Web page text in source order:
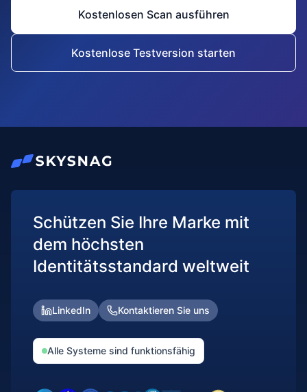
Kostenlosen Scan ausführen
Kostenlose Testversion starten
Schützen Sie Ihre Marke mit
dem höchsten
Identitätsstandard weltweit
LinkedIn Kontaktieren Sie uns
Alle Systeme sind funktionsfähig